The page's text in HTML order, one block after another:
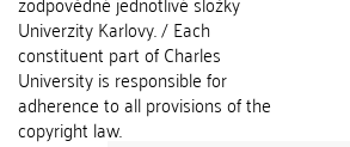
Univerzity Karlovy. / Each
constituent part of Charles
University is responsible for
adherence to all provisions of the
copyright law.